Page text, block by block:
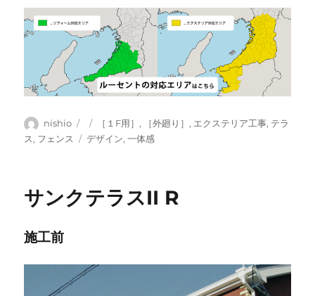
投
稿
nishio
投
稿
カ
テ
［１F用］, ［外廻り］, エクステリア工事, テラ
ス, フェンス
タ
デザイン,一体感
サンクテラスII R
施工前